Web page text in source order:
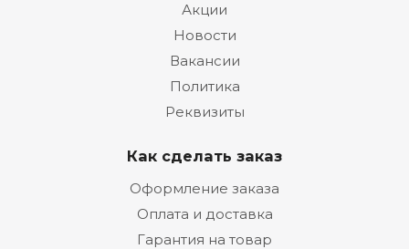
Акции
Новости
Вакансии
Политика
Реквизиты
Как сделать заказ
Оформление заказа
Оплата и доставка
Гарантия на товар